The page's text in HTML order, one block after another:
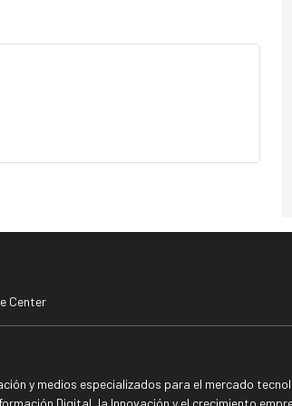
Center
y medios especializados para el mercado
Digital, la Innovación y el crecimiento